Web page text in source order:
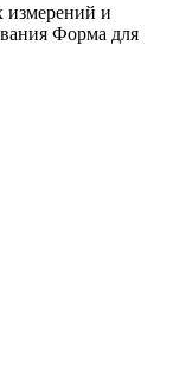
измерений и
Форма для